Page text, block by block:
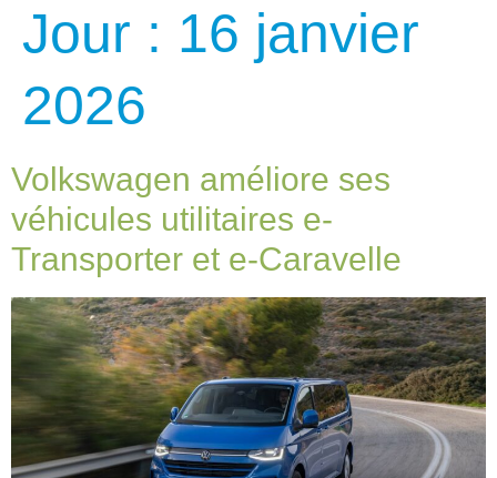
Jour : 16 janvier
2026
Volkswagen améliore ses
véhicules utilitaires e-
Transporter et e-Caravelle